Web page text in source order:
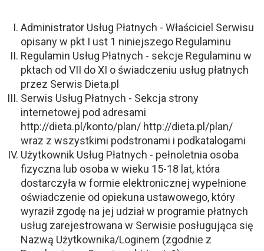
Administrator Usług Płatnych - Właściciel Serwisu
opisany w pkt I ust 1 niniejszego Regulaminu
Regulamin Usług Płatnych - sekcje Regulaminu w
pktach od VII do XI o świadczeniu usług płatnych
przez Serwis Dieta.pl
Serwis Usług Płatnych - Sekcja strony
internetowej pod adresami
http://dieta.pl/konto/plan/ http://dieta.pl/plan/
wraz z wszystkimi podstronami i podkatalogami
Użytkownik Usług Płatnych - pełnoletnia osoba
fizyczna lub osoba w wieku 15-18 lat, która
dostarczyła w formie elektronicznej wypełnione
oświadczenie od opiekuna ustawowego, który
wyraził zgodę na jej udział w programie płatnych
usług zarejestrowana w Serwisie posługująca się
Nazwą Użytkownika/Loginem (zgodnie z